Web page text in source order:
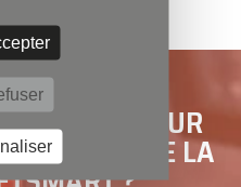
SUR
DE LA